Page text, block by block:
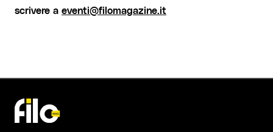
scrivere a eventi@filomagazine.it